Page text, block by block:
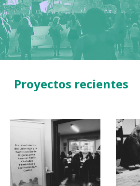
Proyectos recientes